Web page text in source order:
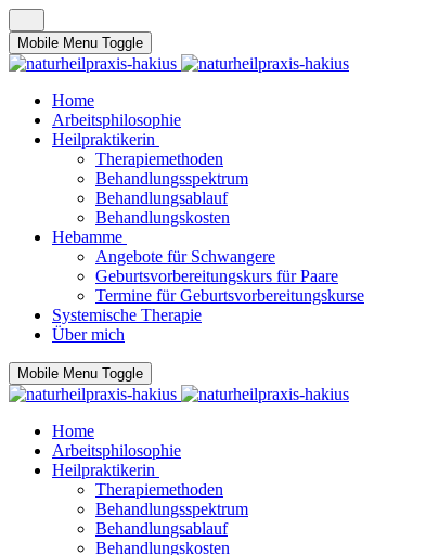
Mobile Menu Toggle
Home
Arbeitsphilosophie
Heilpraktikerin
Therapiemethoden
Behandlungsspektrum
Behandlungsablauf
Behandlungskosten
Hebamme
Angebote für Schwangere
Geburtsvorbereitungskurs für Paare
Termine für Geburtsvorbereitungskurse
Systemische Therapie
Über mich
Mobile Menu Toggle
Home
Arbeitsphilosophie
Heilpraktikerin
Therapiemethoden
Behandlungsspektrum
Behandlungsablauf
Behandlungskosten